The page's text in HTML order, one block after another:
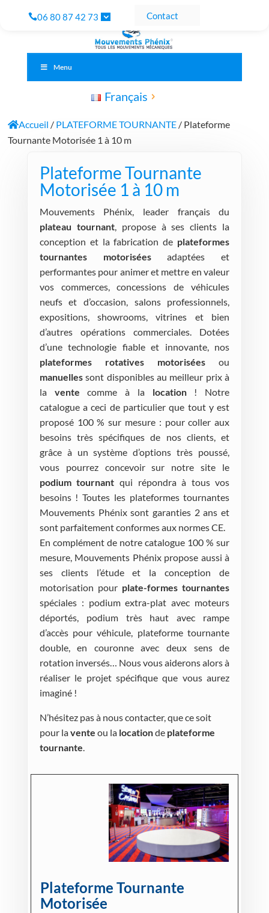
06 80 87 42 73 Contact
Menu
Français
Accueil / PLATEFORME TOURNANTE/ Plateforme
Tournante Motorisée 1 à 10 m
Plateforme Tournante
Motorisée 1 à 10 m
Mouvements Phénix, leader français du
plateau tournant, propose à ses clients la
conception et la fabrication de plateformes
tournantes motoriséesadaptées et
performantes pour animer et mettre en valeur
vos commerces, concessions de véhicules
neufs et d’occasion, salons professionnels,
expositions, showrooms, vitrines et bien
d’autres opérations commerciales. Dotées
d’une technologie fiable et innovante, nos
plateformes rotatives motorisées ou
manuellessont disponibles au meilleur prix à
la vente comme à la location! Notre
catalogue a ceci de particulier que tout y est
proposé 100 % sur mesure : pour coller aux
besoins très spécifiques de nos clients, et
grâce à un système d’options très poussé,
vous pourrez concevoir sur notre site le
podium tournant qui répondra à tous vos
besoins ! Toutes les plateformes tournantes
Mouvements Phénix sont garanties 2 ans et
sont parfaitement conformes aux normes CE.
En complément de notre catalogue 100 % sur
mesure, Mouvements Phénix propose aussi à
ses clients l’étude et la conception de
motorisation pour plate-formes tournantes
spéciales : podium extra-plat avec moteurs
déportés, podium très haut avec rampe
d’accès pour véhicule, plateforme tournante
double, en couronne avec deux sens de
rotation inversés… Nous vous aiderons alors à
réaliser le projet spécifique que vous aurez
imaginé !
N’hésitez pas à nous contacter, que ce soit
pour lavente ou la locationde plateforme
tournante.
Plateforme Tournante
Motorisée